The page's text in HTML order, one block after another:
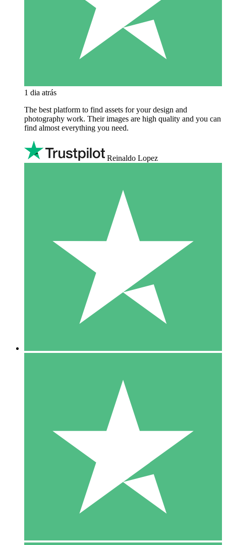
1 dia atrás
The best platform to find assets for your design and
photography work. Their images are high quality and you can
find almost everything you need.
Reinaldo Lopez